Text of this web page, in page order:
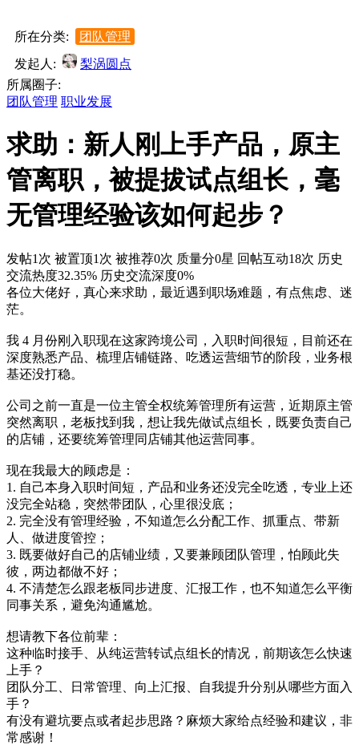
所在分类:
团队管理
发起人:
梨涡圆点
所属圈子:
团队管理 职业发展
求助：新人刚上手产品，原主
管离职，被提拔试点组长，毫
无管理经验该如何起步？
发帖1次 被置顶1次 被推荐0次 质量分0星 回帖互动18次 历史
交流热度32.35% 历史交流深度0%
各位大佬好，真心来求助，最近遇到职场难题，有点焦虑、迷
茫。
我 4 月份刚入职现在这家跨境公司，入职时间很短，目前还在
深度熟悉产品、梳理店铺链路、吃透运营细节的阶段，业务根
基还没打稳。
公司之前一直是一位主管全权统筹管理所有运营，近期原主管
突然离职，老板找到我，想让我先做试点组长，既要负责自己
的店铺，还要统筹管理同店铺其他运营同事。
现在我最大的顾虑是：
1. 自己本身入职时间短，产品和业务还没完全吃透，专业上还
没完全站稳，突然带团队，心里很没底；
2. 完全没有管理经验，不知道怎么分配工作、抓重点、带新
人、做进度管控；
3. 既要做好自己的店铺业绩，又要兼顾团队管理，怕顾此失
彼，两边都做不好；
4. 不清楚怎么跟老板同步进度、汇报工作，也不知道怎么平衡
同事关系，避免沟通尴尬。
想请教下各位前辈：
这种临时接手、从纯运营转试点组长的情况，前期该怎么快速
上手？
团队分工、日常管理、向上汇报、自我提升分别从哪些方面入
手？
有没有避坑要点或者起步思路？麻烦大家给点经验和建议，非
常感谢！